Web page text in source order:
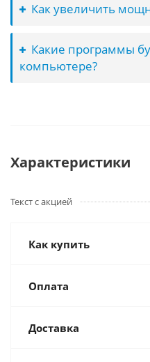
Как увеличить
Какие программы
компьютере?
Характеристики
Текст с акцией
Как купить
Оплата
Доставка